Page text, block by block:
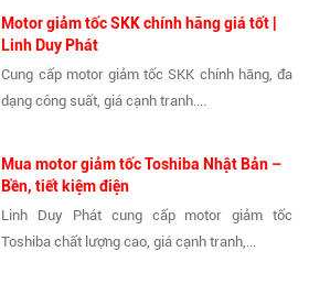
Motor giảm tốc SKK chính hãng giá tốt |
Linh Duy Phát
Cung cấp motor giảm tốc SKK chính hãng, đa
dạng công suất, giá cạnh tranh....
Mua motor giảm tốc Toshiba Nhật Bản –
Bền, tiết kiệm điện
Linh Duy Phát cung cấp motor giảm tốc
Toshiba chất lượng cao, giá cạnh tranh,...